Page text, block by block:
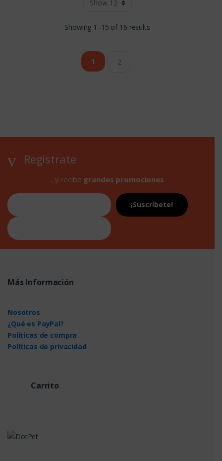
Showing 1–15 of 16 results
1 2
Registrate
...y recibe grandes promociones
Más Información
Nosotros
¿Qué es PayPal?
Políticas de compra
Políticas de privacidad
Carrito